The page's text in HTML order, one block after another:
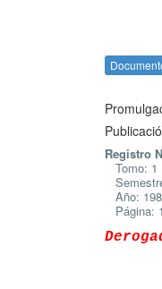
Registro
Tomo: 1
Año:
Página: